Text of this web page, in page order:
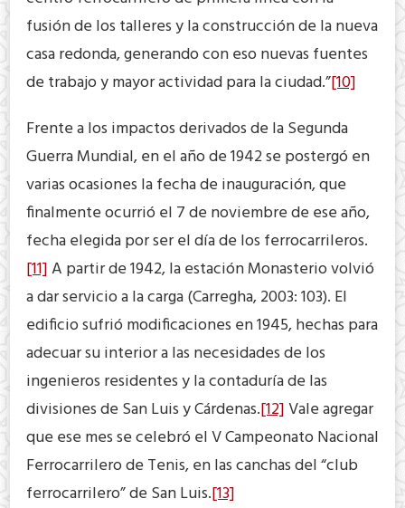
fusión de los talleres y la construcción de la nueva
casa redonda, generando con eso nuevas fuentes
de trabajo y mayor actividad para la ciudad.”[10]
Frente a los impactos derivados de la Segunda
Guerra Mundial, en el año de 1942 se postergó en
varias ocasiones la fecha de inauguración, que
finalmente ocurrió el 7 de noviembre de ese año,
fecha elegida por ser el día de los ferrocarrileros.
[11]A partir de 1942, la estación Monasterio volvió
a dar servicio a la carga (Carregha, 2003: 103). El
edificio sufrió modificaciones en 1945, hechas para
adecuar su interior a las necesidades de los
ingenieros residentes y la contaduría de las
divisiones de San Luis y Cárdenas.[12]Vale agregar
que ese mes se celebró el V Campeonato Nacional
Ferrocarrilero de Tenis, en las canchas del “club
ferrocarrilero” de San Luis.[13]